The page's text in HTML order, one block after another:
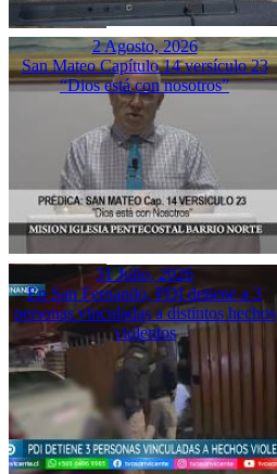
2 Agosto, 2026
San Mateo Capítulo 14 versículo 23
“Dios está con nosotros”
31 Julio, 2026
En San Fernando, PDI detiene a 3
personas vinculadas a distintos hechos
violentos